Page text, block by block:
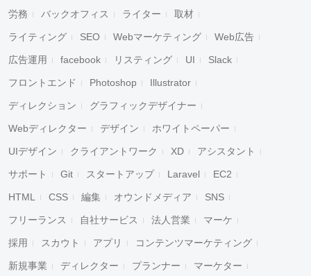
労務 バックオフィス ライター 取材
ライティング SEO Webマーケティング Web広告
広告運用 facebook リスティング UI Slack
フロントエンド Photoshop Illustrator
ディレクション グラフィックデザイナー
Webディレクター デザイン ホワイトペーパー
UIデザイン クライアントワーク XD アシスタント
サポート Git スタートアップ Laravel EC2
HTML CSS 編集 オウンドメディア SNS
フリーランス 自社サービス 法人営業 マーケ
採用 スカウト アプリ コンテンツマーケティング
新規事業 ディレクター プランナー マーケター